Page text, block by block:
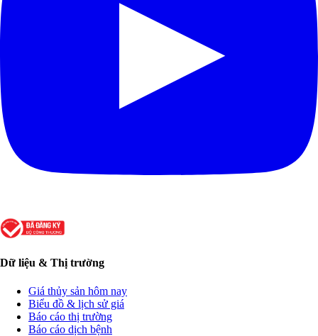
Dữ liệu & Thị trường
Giá thủy sản hôm nay
Biểu đồ & lịch sử giá
Báo cáo thị trường
Báo cáo dịch bệnh